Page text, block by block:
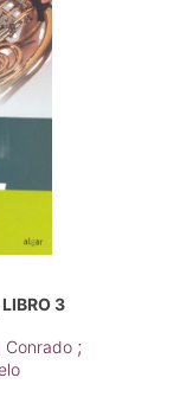
3
Conrado ;